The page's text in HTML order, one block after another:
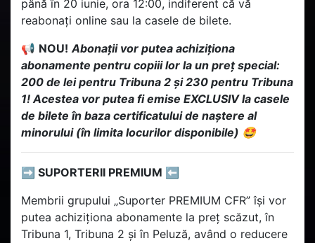
până în 20 iunie, ora 12:00, indiferent că vă
reabonați online sau la casele de bilete.
📢 NOU! Abonații vor putea achiziționa
abonamente pentru copiii lor la un preț special:
200 de lei pentru Tribuna 2 și 230 pentru Tribuna
1! Acestea vor putea fi emise EXCLUSIV la casele
de bilete în baza certificatului de naștere al
minorului (în limita locurilor disponibile) 🤩
➡️ SUPORTERII PREMIUM ⬅️
Membrii grupului „Suporter PREMIUM CFR” își vor
putea achiziționa abonamente la preț scăzut, în
Tribuna 1, Tribuna 2 și în Peluză, având o reducere